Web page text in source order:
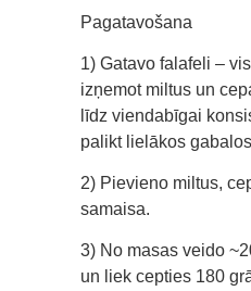
Pagatavošana
1) Gatavo falafeli –
izņemot miltus un
līdz viendabīgai
palikt lielākos
2) Pievieno miltus,
samaisa.
3) No masas veido
un liek cepties 180